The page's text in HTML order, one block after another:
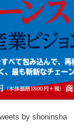
by shoninsha